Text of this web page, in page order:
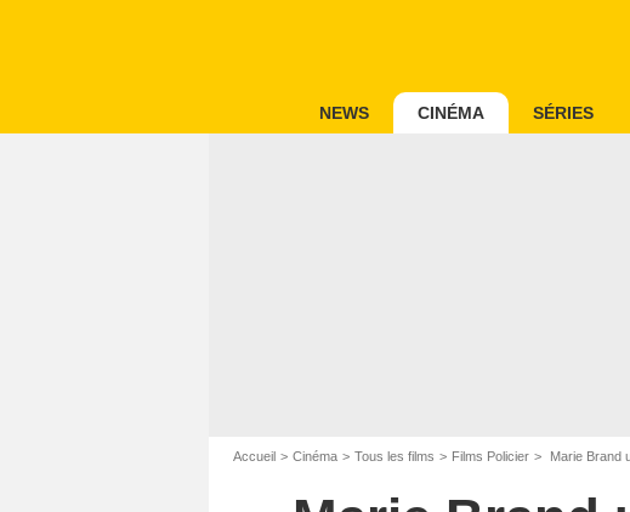
NEWS CINÉMA SÉRIES
Accueil Cinéma Tous les films Films Policier Marie Brand